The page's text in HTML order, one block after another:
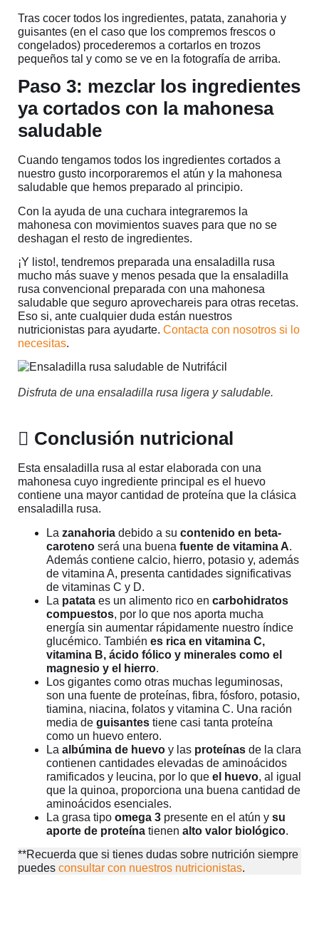
Tras cocer todos los ingredientes, patata, zanahoria y
guisantes (en el caso que los compremos frescos o
congelados) procederemos a cortarlos en trozos
pequeños tal y como se ve en la fotografía de arriba.
Paso 3: mezclar los ingredientes
ya cortados con la mahonesa
saludable
Cuando tengamos todos los ingredientes cortados a
nuestro gusto incorporaremos el atún y la mahonesa
saludable que hemos preparado al principio.
Con la ayuda de una cuchara integraremos la
mahonesa con movimientos suaves para que no se
deshagan el resto de ingredientes.
¡Y listo!, tendremos preparada una ensaladilla rusa
mucho más suave y menos pesada que la ensaladilla
rusa convencional preparada con una mahonesa
saludable que seguro aprovechareis para otras recetas.
Eso si, ante cualquier duda están nuestros
nutricionistas para ayudarte. Contacta con nosotros si lo
necesitas.
Disfruta de una ensaladilla rusa ligera y saludable.
Conclusión nutricional
Esta ensaladilla rusa al estar elaborada con una
mahonesa cuyo ingrediente principal es el huevo
contiene una mayor cantidad de proteína que la clásica
ensaladilla rusa.
La zanahoria debido a su contenido en beta-
caroteno será una buena fuente de vitamina A.
Además contiene calcio, hierro, potasio y, además
de vitamina A, presenta cantidades significativas
de vitaminas C y D.
La patata es un alimento rico en carbohidratos
compuestos, por lo que nos aporta mucha
energía sin aumentar rápidamente nuestro índice
glucémico. También es rica en vitamina C,
vitamina B, ácido fólico y minerales como el
magnesio y el hierro.
Los gigantes como otras muchas leguminosas,
son una fuente de proteínas, fibra, fósforo, potasio,
tiamina, niacina, folatos y vitamina C. Una ración
media de guisantes tiene casi tanta proteína
como un huevo entero.
La albúmina de huevo y las proteínas de la clara
contienen cantidades elevadas de aminoácidos
ramificados y leucina, por lo que el huevo, al igual
que la quinoa, proporciona una buena cantidad de
aminoácidos esenciales.
La grasa tipo omega 3 presente en el atún y su
aporte de proteína tienen alto valor biológico.
**Recuerda que si tienes dudas sobre nutrición siempre
puedes consultar con nuestros nutricionistas.